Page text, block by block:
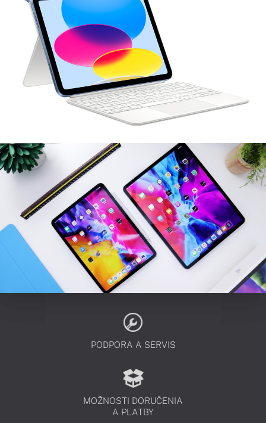
PODPORA A SERVIS
MOŽNOSTI DORUČENIA
A PLATBY